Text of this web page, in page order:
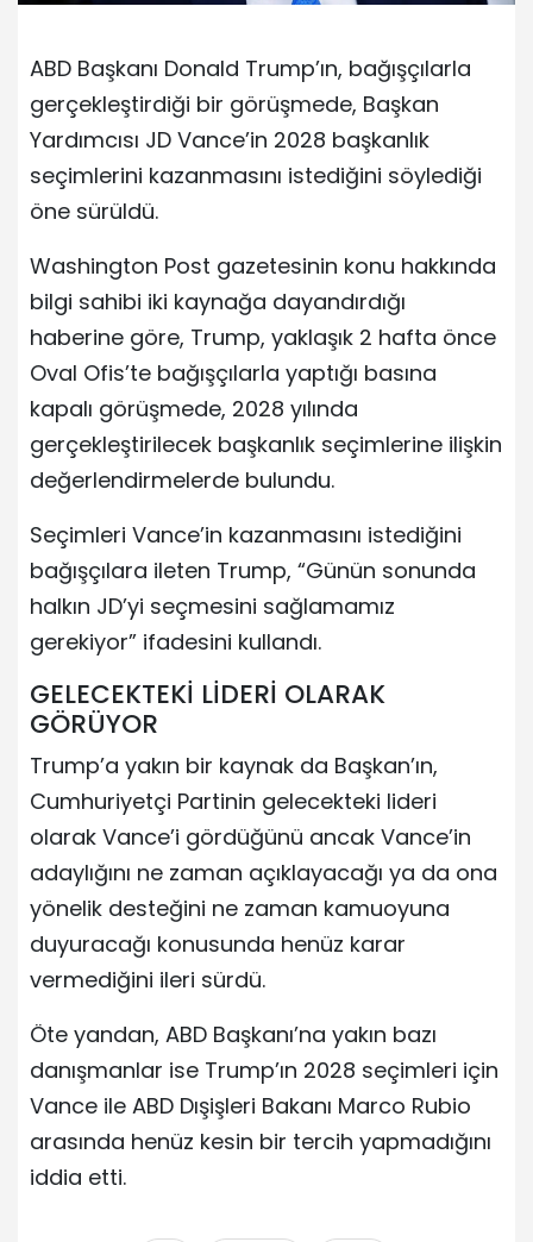
ABD Başkanı Donald Trump’ın, bağışçılarla
gerçekleştirdiği bir görüşmede, Başkan
Yardımcısı JD Vance’in 2028 başkanlık
seçimlerini kazanmasını istediğini söylediği
öne sürüldü.
Washington Post gazetesinin konu hakkında
bilgi sahibi iki kaynağa dayandırdığı
haberine göre, Trump, yaklaşık 2 hafta önce
Oval Ofis’te bağışçılarla yaptığı basına
kapalı görüşmede, 2028 yılında
gerçekleştirilecek başkanlık seçimlerine ilişkin
değerlendirmelerde bulundu.
Seçimleri Vance’in kazanmasını istediğini
bağışçılara ileten Trump, “Günün sonunda
halkın JD’yi seçmesini sağlamamız
gerekiyor” ifadesini kullandı.
GELECEKTEKİ LİDERİ OLARAK
GÖRÜYOR
Trump’a yakın bir kaynak da Başkan’ın,
Cumhuriyetçi Partinin gelecekteki lideri
olarak Vance’i gördüğünü ancak Vance’in
adaylığını ne zaman açıklayacağı ya da ona
yönelik desteğini ne zaman kamuoyuna
duyuracağı konusunda henüz karar
vermediğini ileri sürdü.
Öte yandan, ABD Başkanı’na yakın bazı
danışmanlar ise Trump’ın 2028 seçimleri için
Vance ile ABD Dışişleri Bakanı Marco Rubio
arasında henüz kesin bir tercih yapmadığını
iddia etti.